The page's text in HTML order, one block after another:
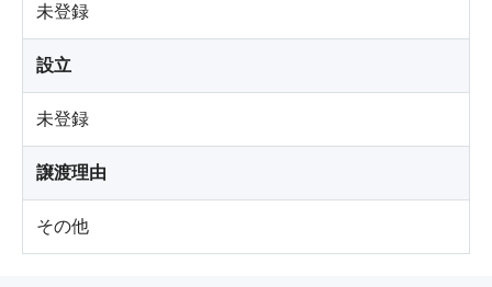
未登録
設立
未登録
譲渡理由
その他